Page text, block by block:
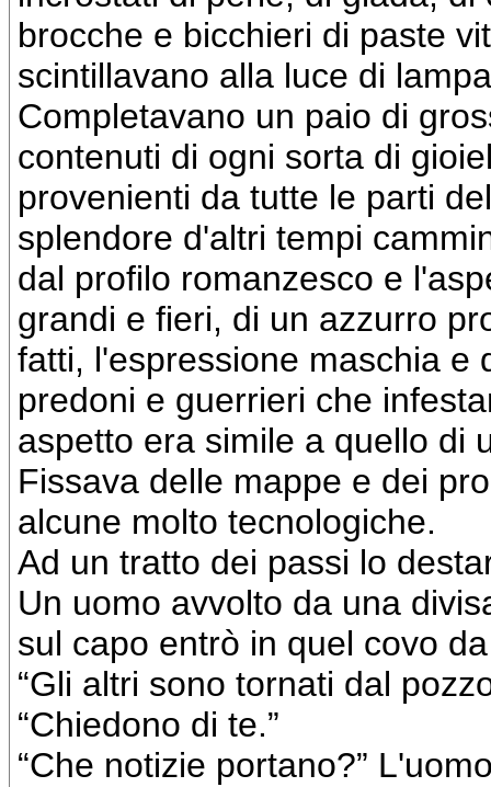
brocche e bicchieri di paste
scintillavano alla luce di
Completavano un paio di
contenuti di ogni sorta di
provenienti da tutte le parti
splendore d'altri tempi
dal profilo romanzesco e
grandi e fieri, di un azzurro
fatti, l'espressione maschia e
predoni e guerrieri che
aspetto era simile a quello di
Fissava delle mappe e dei
alcune molto tecnologiche.
Ad un tratto dei passi lo
Un uomo avvolto da una
sul capo entrò in quel covo
“Gli altri sono tornati dal
“Chiedono di te.”
“Che notizie portano?”